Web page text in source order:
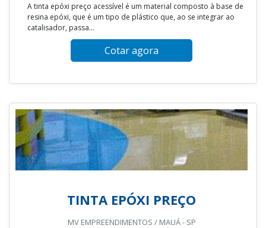
A tinta epóxi preço acessível é um material composto à base de
resina epóxi, que é um tipo de plástico que, ao se integrar ao
catalisador, passa...
Cotar agora
TINTA EPÓXI PREÇO
MV EMPREENDIMENTOS / MAUÁ - SP